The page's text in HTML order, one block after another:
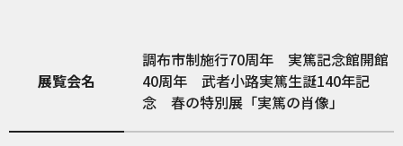
展覧会名
調布市制施行70周年 実篤記念館開館
40周年 武者小路実篤生誕140年記
念 春の特別展「実篤の肖像」